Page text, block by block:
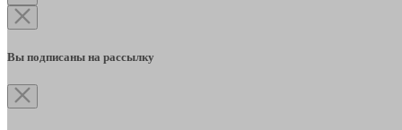
Вы подписаны на рассылку